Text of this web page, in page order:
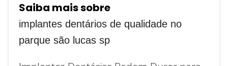
Saiba mais sobre
implantes dentários de qualidade no
parque são lucas sp